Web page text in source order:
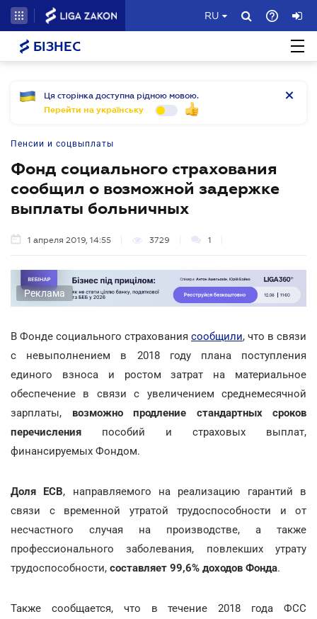
RU
БІЗНЕС
Ця сторінка доступна рідною мовою.
Перейти на українську
Пенсии и соцвыплаты
Фонд социального страхования
сообщил о возможной задержке
выплаты больничных
1 апреля 2019, 14:55 3729 1
Реклама
В Фонде социального страхования сообщили, что в связи
с невыполнением в 2018 году плана поступления
единого взноса и ростом затрат на материальное
обеспечение в связи с увеличением среднемесячной
зарплаты, возможно продление стандартных сроков
перечисления пособий и страховых выплат,
финансируемых Фондом.
Доля ЕСВ, направляемого на реализацию гарантий в
связи с временной утратой трудоспособности и от
несчастного случая на производстве, а также
профессионального заболевания, повлекших утрату
трудоспособности, составляет 99,6% доходов Фонда.
Также сообщается, что в течение 2018 года ФСС